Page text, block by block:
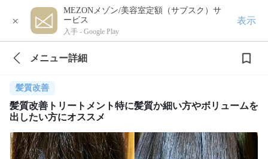
×
MEZONメゾン/美容室定額（サブスク）サ
ービス
入手 - Google Play
表示
メニュー詳細
髪質改善
髪質改善トリートメント特に髪質か細い方やボリュームを
出したい方にオススメ